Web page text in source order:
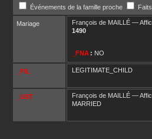
Événements de la famille proche
Mariage François de MAILLÉ —
1490
_FNA : NO
_FIL LEGITIMATE_CHILD
_UST François de MAILLÉ —
MARRIED